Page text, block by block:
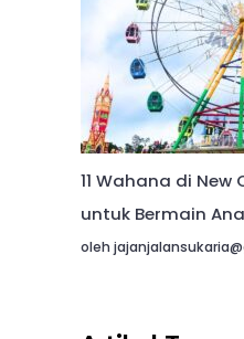
11 Wahana di
untuk Bermain
oleh